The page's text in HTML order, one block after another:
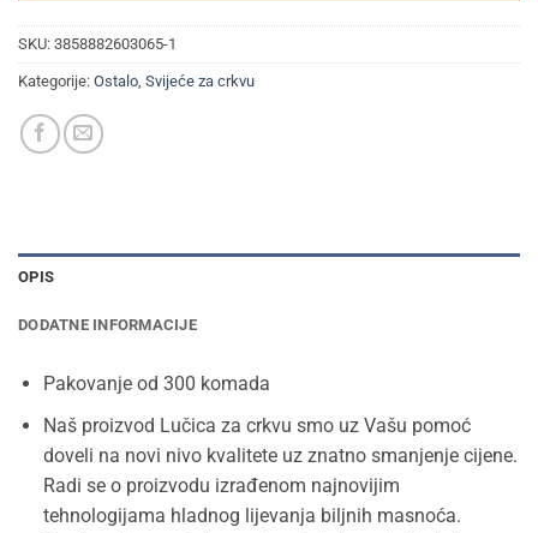
SKU: 3858882603065-1
Kategorije: Ostalo Svijeće za crkvu
OPIS
DODATNE INFORMACIJE
Pakovanje od 300 komada
Naš proizvod Lučica za crkvu smo uz Vašu pomoć
doveli na novi nivo kvalitete uz znatno smanjenje cijene.
Radi se o proizvodu izrađenom najnovijim
tehnologijama hladnog lijevanja biljnih masnoća.